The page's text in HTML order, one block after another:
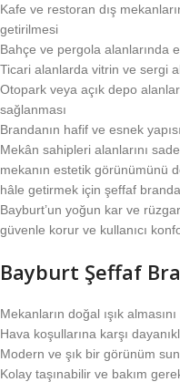
Kafe ve restoran dış
getirilmesi
Bahçe ve pergola alanlarında
Ticari alanlarda vitrin ve sergi
Otopark veya açık depo
sağlanması
Brandanın hafif ve esnek
Mekân sahipleri alanlarını
mekanın estetik görünümünü
hâle getirmek için şeffaf
Bayburt’un yoğun kar ve
güvenle korur ve kullanıcı
Bayburt Şeffaf
Mekanların doğal ışık
Hava koşullarına karşı
Modern ve şık bir görünüm
Kolay taşınabilir ve bakım